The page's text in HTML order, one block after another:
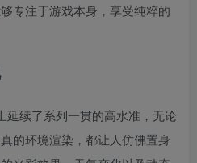
专注于游戏本身，享受纯粹的
延续了系列一贯的高水准，无论
的环境渲染，都让人仿佛置身